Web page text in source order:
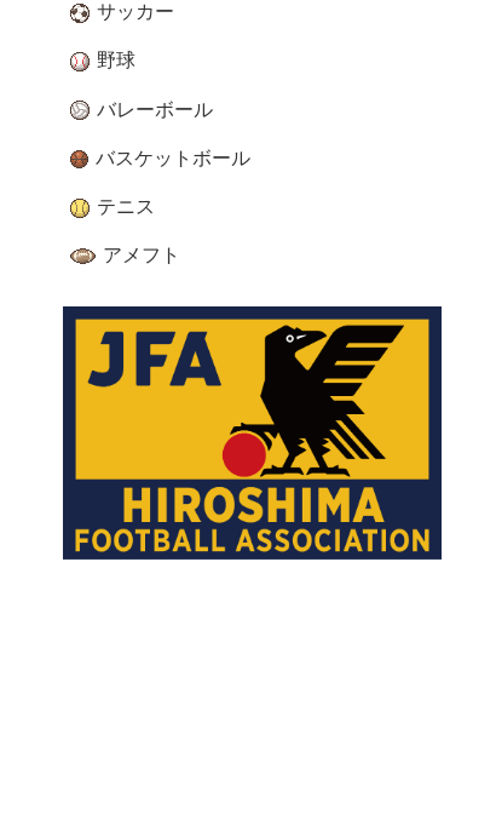
サッカー
野球
バレーボール
バスケットボール
テニス
アメフト